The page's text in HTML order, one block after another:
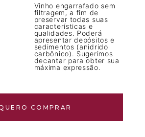
Vinho engarrafado sem
filtragem, a fim de
preservar todas suas
características e
qualidades. Poderá
apresentar depósitos e
sedimentos (anidrido
carbônico). Sugerimos
decantar para obter sua
máxima expressão.
COMPRAR